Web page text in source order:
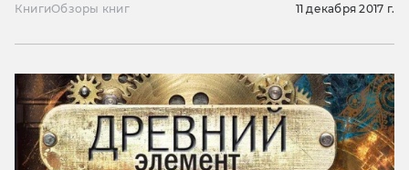
КнигиОбзоры книг 11 декабря 2017 г.